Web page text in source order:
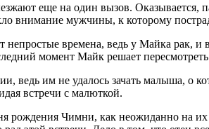
еще на один вызов.
внимание мужчины, к которому
времена, ведь у Майка рак,
момент Майк решает
ведь им не удалось зачать малыша, о
встречи с малюткой.
рождения Чимни, как неожиданно на их